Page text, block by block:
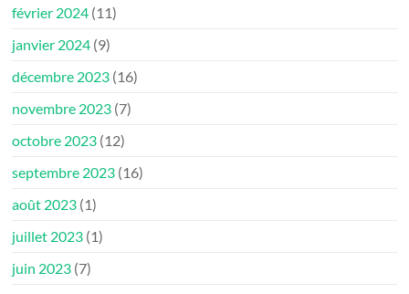
février 2024 (11)
janvier 2024 (9)
décembre 2023 (16)
novembre 2023 (7)
octobre 2023 (12)
septembre 2023 (16)
août 2023 (1)
juillet 2023 (1)
juin 2023 (7)